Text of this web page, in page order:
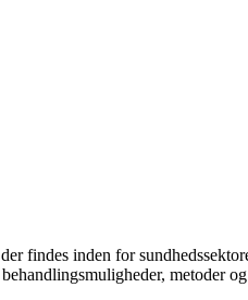
findes inden for
metoder